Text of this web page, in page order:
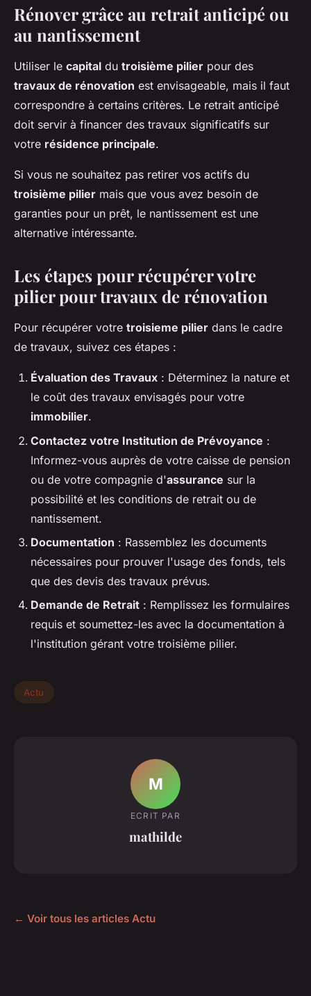
Rénover grâce au retrait anticipé ou
au nantissement
Utiliser le capital du troisième pilier pour des
travaux de rénovation est envisageable, mais il faut
correspondre à certains critères. Le retrait anticipé
doit servir à financer des travaux significatifs sur
votre résidence principale.
Si vous ne souhaitez pas retirer vos actifs du
troisième pilier mais que vous avez besoin de
garanties pour un prêt, le nantissement est une
alternative intéressante.
Les étapes pour récupérer votre
pilier pour travaux de rénovation
Pour récupérer votre troisieme pilier dans le cadre
de travaux, suivez ces étapes :
Évaluation des Travaux : Déterminez la nature et
le coût des travaux envisagés pour votre
immobilier.
Contactez votre Institution de Prévoyance :
Informez-vous auprès de votre caisse de pension
ou de votre compagnie d'assurance sur la
possibilité et les conditions de retrait ou de
nantissement.
Documentation : Rassemblez les documents
nécessaires pour prouver l'usage des fonds, tels
que des devis des travaux prévus.
Demande de Retrait : Remplissez les formulaires
requis et soumettez-les avec la documentation à
l'institution gérant votre troisième pilier.
Actu
M
ECRIT PAR
mathilde
← Voir tous les articles Actu